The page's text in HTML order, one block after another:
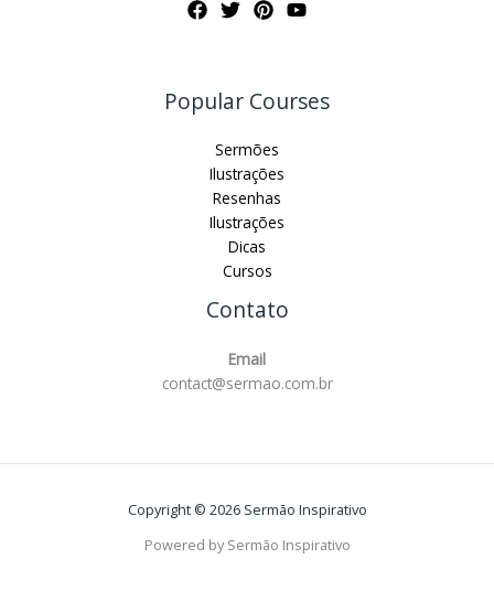
Popular Courses
Sermões
Ilustrações
Resenhas
Ilustrações
Dicas
Cursos
Contato
Email
contact@sermao.com.br
Copyright © 2026 Sermão Inspirativo
Powered by Sermão Inspirativo